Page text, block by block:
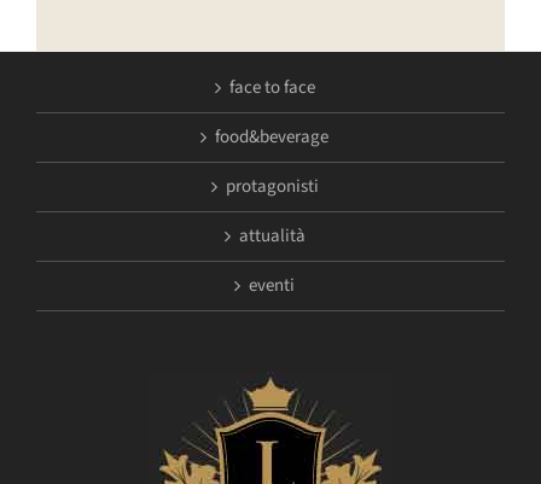
face to face
food&beverage
protagonisti
attualità
eventi